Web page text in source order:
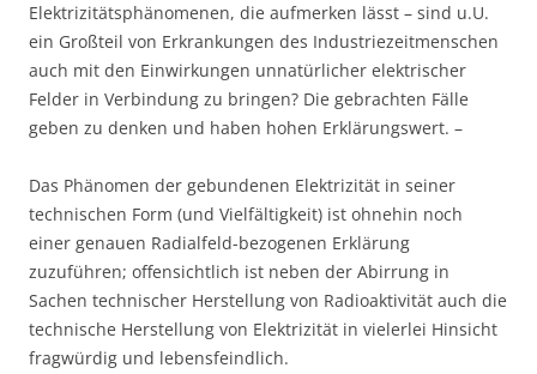
Elektrizitätsphänomenen, die aufmerken lässt – sind u.U.
ein Großteil von Erkrankungen des Industriezeitmenschen
auch mit den Einwirkungen unnatürlicher elektrischer
Felder in Verbindung zu bringen? Die gebrachten Fälle
geben zu denken und haben hohen Erklärungswert. –
Das Phänomen der gebundenen Elektrizität in seiner
technischen Form (und Vielfältigkeit) ist ohnehin noch
einer genauen Radialfeld-bezogenen Erklärung
zuzuführen; offensichtlich ist neben der Abirrung in
Sachen technischer Herstellung von Radioaktivität auch die
technische Herstellung von Elektrizität in vielerlei Hinsicht
fragwürdig und lebensfeindlich.